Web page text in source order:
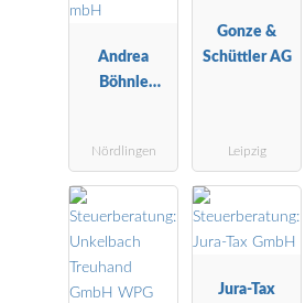
Andrea
Böhnle
ft mbH
Nördlingen
Gonze &
Schüttler AG
Leipzig
Jura-Tax